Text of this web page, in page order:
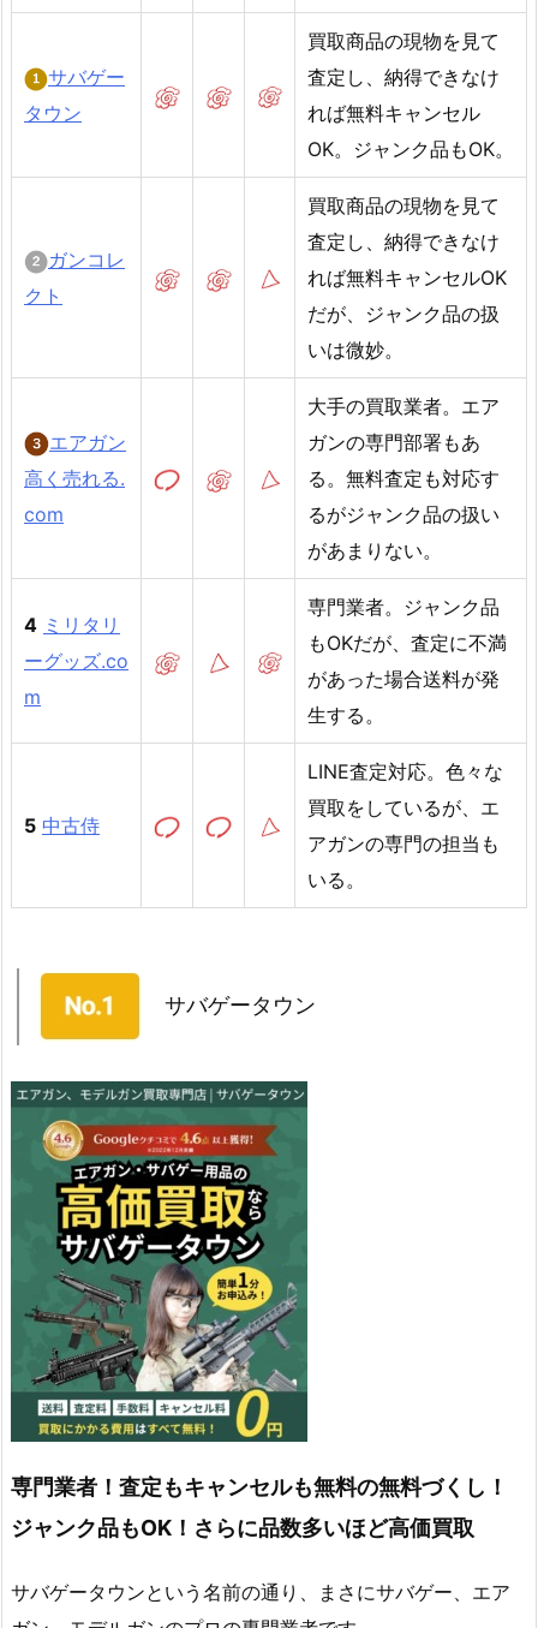
サバゲー
タウン
買取商品の現物を見て
査定し、納得できなけ
れば無料キャンセル
OK。ジャンク品もOK。
ガンコレ
クト
買取商品の現物を見て
査定し、納得できなけ
れば無料キャンセルOK
だが、ジャンク品の扱
いは微妙。
エアガン
高く売れる.
com
大手の買取業者。エア
ガンの専門部署もあ
る。無料査定も対応す
るがジャンク品の扱い
があまりない。
4 ミリタリ
ーグッズ.co
m
専門業者。ジャンク品
もOKだが、査定に不満
があった場合送料が発
生する。
5 中古侍
LINE査定対応。色々な
買取をしているが、エ
アガンの専門の担当も
いる。
サバゲータウン
専門業者！査定もキャンセルも無料の無料づくし！
ジャンク品もOK！さらに品数多いほど高価買取
サバゲータウンという名前の通り、まさにサバゲー、エア